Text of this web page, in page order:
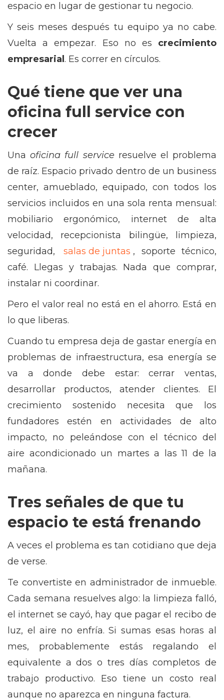
espacio en lugar de gestionar tu negocio.
Y seis meses después tu equipo ya no cabe.
Vuelta a empezar. Eso no es crecimiento
empresarial . Es correr en círculos.
Qué tiene que ver una
oficina full service con
crecer
Unaoficina full service resuelve el problema
de raíz. Espacio privado dentro de un business
center, amueblado, equipado, con todos los
servicios incluidos en una sola renta mensual:
mobiliario ergonómico, internet de alta
velocidad, recepcionista bilingüe, limpieza,
seguridad,
salas de juntas , soporte técnico,
café. Llegas y trabajas. Nada que comprar,
instalar ni coordinar.
Pero el valor real no está en el ahorro. Está en
lo que liberas.
Cuando tu empresa deja de gastar energía en
problemas de infraestructura, esa energía se
va a donde debe estar: cerrar ventas,
desarrollar productos, atender clientes. El
crecimiento sostenido necesita que los
fundadores estén en actividades de alto
impacto, no peleándose con el técnico del
aire acondicionado un martes a las 11 de la
mañana.
Tres señales de que tu
espacio te está frenando
A veces el problema es tan cotidiano que deja
de verse.
Te convertiste en administrador de inmueble.
Cada semana resuelves algo: la limpieza falló,
el internet se cayó, hay que pagar el recibo de
luz, el aire no enfría. Si sumas esas horas al
mes, probablemente estás regalando el
equivalente a dos o tres días completos de
trabajo productivo. Eso tiene un costo real
aunque no aparezca en ninguna factura.